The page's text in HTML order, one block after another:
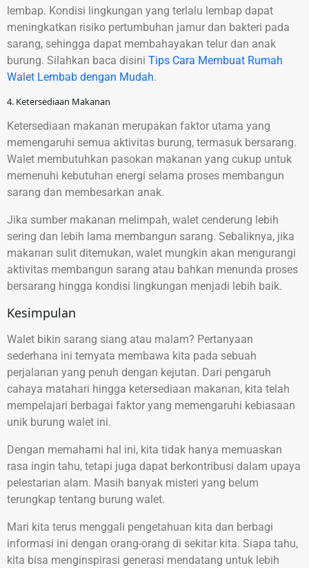
lembap. Kondisi lingkungan yang terlalu lembap dapat
meningkatkan risiko pertumbuhan jamur dan bakteri pada
sarang, sehingga dapat membahayakan telur dan anak
burung. Silahkan baca disini Tips Cara Membuat Rumah
Walet Lembab dengan Mudah.
4. Ketersediaan Makanan
Ketersediaan makanan merupakan faktor utama yang
memengaruhi semua aktivitas burung, termasuk bersarang.
Walet membutuhkan pasokan makanan yang cukup untuk
memenuhi kebutuhan energi selama proses membangun
sarang dan membesarkan anak.
Jika sumber makanan melimpah, walet cenderung lebih
sering dan lebih lama membangun sarang. Sebaliknya, jika
makanan sulit ditemukan, walet mungkin akan mengurangi
aktivitas membangun sarang atau bahkan menunda proses
bersarang hingga kondisi lingkungan menjadi lebih baik.
Kesimpulan
Walet bikin sarang siang atau malam? Pertanyaan
sederhana ini ternyata membawa kita pada sebuah
perjalanan yang penuh dengan kejutan. Dari pengaruh
cahaya matahari hingga ketersediaan makanan, kita telah
mempelajari berbagai faktor yang memengaruhi kebiasaan
unik burung walet ini.
Dengan memahami hal ini, kita tidak hanya memuaskan
rasa ingin tahu, tetapi juga dapat berkontribusi dalam upaya
pelestarian alam. Masih banyak misteri yang belum
terungkap tentang burung walet.
Mari kita terus menggali pengetahuan kita dan berbagi
informasi ini dengan orang-orang di sekitar kita. Siapa tahu,
kita bisa menginspirasi generasi mendatang untuk lebih